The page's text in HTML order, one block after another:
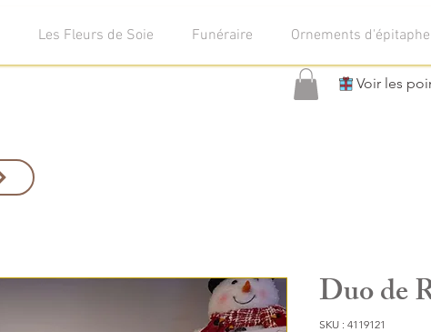
Les Fleurs de Soie Funéraire Ornements d'épitaphe
Voir les
Duo de
SKU : 4119121